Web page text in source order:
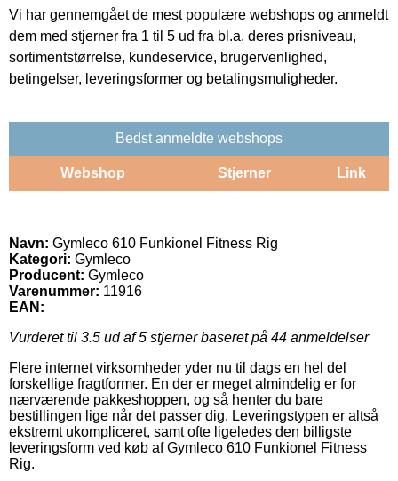
Vi har gennemgået de mest populære webshops og anmeldt
dem med stjerner fra 1 til 5 ud fra bl.a. deres prisniveau,
sortimentstørrelse, kundeservice, brugervenlighed,
betingelser, leveringsformer og betalingsmuligheder.
Bedst anmeldte webshops
Webshop Stjerner Link
Navn: Gymleco 610 Funkionel Fitness Rig
Kategori: Gymleco
Producent: Gymleco
Varenummer: 11916
EAN:
Vurderet til 3.5 ud af 5 stjerner baseret på 44 anmeldelser
Flere internet virksomheder yder nu til dags en hel del
forskellige fragtformer. En der er meget almindelig er for
nærværende pakkeshoppen, og så henter du bare
bestillingen lige når det passer dig. Leveringstypen er altså
ekstremt ukompliceret, samt ofte ligeledes den billigste
leveringsform ved køb af Gymleco 610 Funkionel Fitness
Rig.